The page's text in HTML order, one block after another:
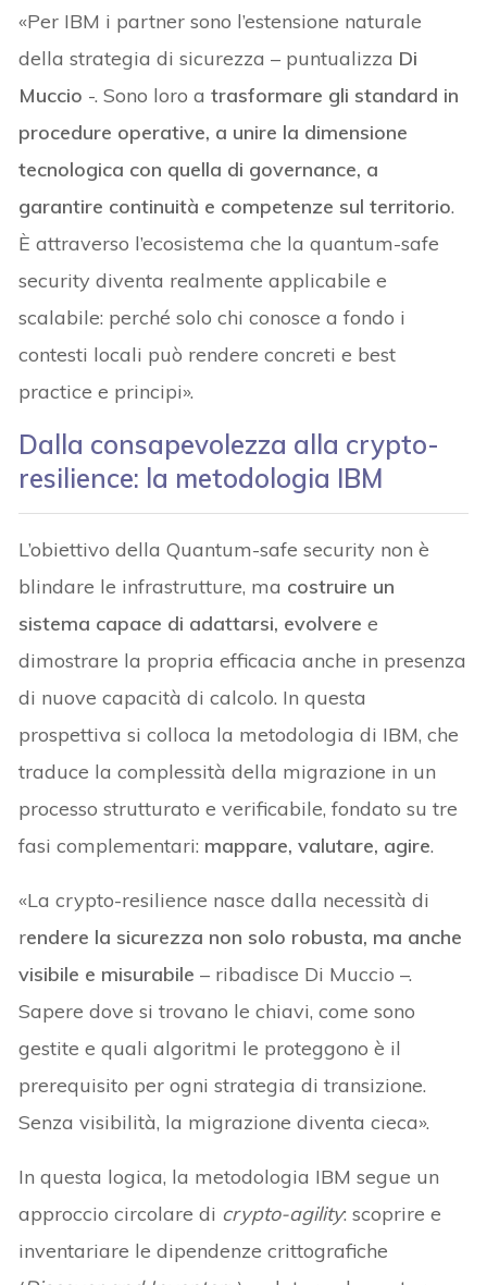
«Per IBM i partner sono l’estensione naturale
della strategia di sicurezza – puntualizza Di
Muccio -. Sono loro atrasformare gli standard in
procedure operative, a unire la dimensione
tecnologica con quella di governance, a
garantire continuità e competenze sul territorio.
È attraverso l’ecosistema che la quantum-safe
security diventa realmente applicabile e
scalabile: perché solo chi conosce a fondo i
contesti locali può rendere concreti e best
practice e principi».
Dalla consapevolezza alla crypto-
resilience: la metodologia IBM
L’obiettivo della Quantum-safe security non è
blindare le infrastrutture, ma costruire un
sistema capace di adattarsi, evolveree
dimostrare la propria efficacia anche in presenza
di nuove capacità di calcolo. In questa
prospettiva si colloca la metodologia di IBM, che
traduce la complessità della migrazione in un
processo strutturato e verificabile, fondato su tre
fasi complementari: mappare, valutare, agire.
«La crypto-resilience nasce dalla necessità di
rendere la sicurezza non solo robusta, ma anche
visibile e misurabile – ribadisce Di Muccio –.
Sapere dove si trovano le chiavi, come sono
gestite e quali algoritmi le proteggono è il
prerequisito per ogni strategia di transizione.
Senza visibilità, la migrazione diventa cieca».
In questa logica, la metodologia IBM segue un
approccio circolare di crypto-agility: scoprire e
inventariare le dipendenze crittografiche